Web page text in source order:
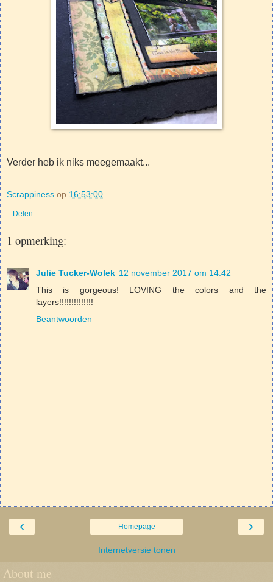
Verder heb ik niks meegemaakt...
Scrappiness op 16:53:00
Delen
1 opmerking:
Julie Tucker-Wolek 12 november 2017 om 14:42
This is gorgeous! LOVING the colors and the
layers!!!!!!!!!!!!!!
Beantwoorden
‹ ›
Homepage
Internetversie tonen
About me